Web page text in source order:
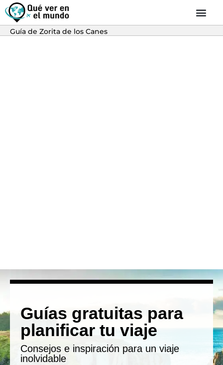
Guía de Zorita de los Canes
Guías gratuitas para
planificar tu viaje
Consejos e inspiración para un viaje
inolvidable